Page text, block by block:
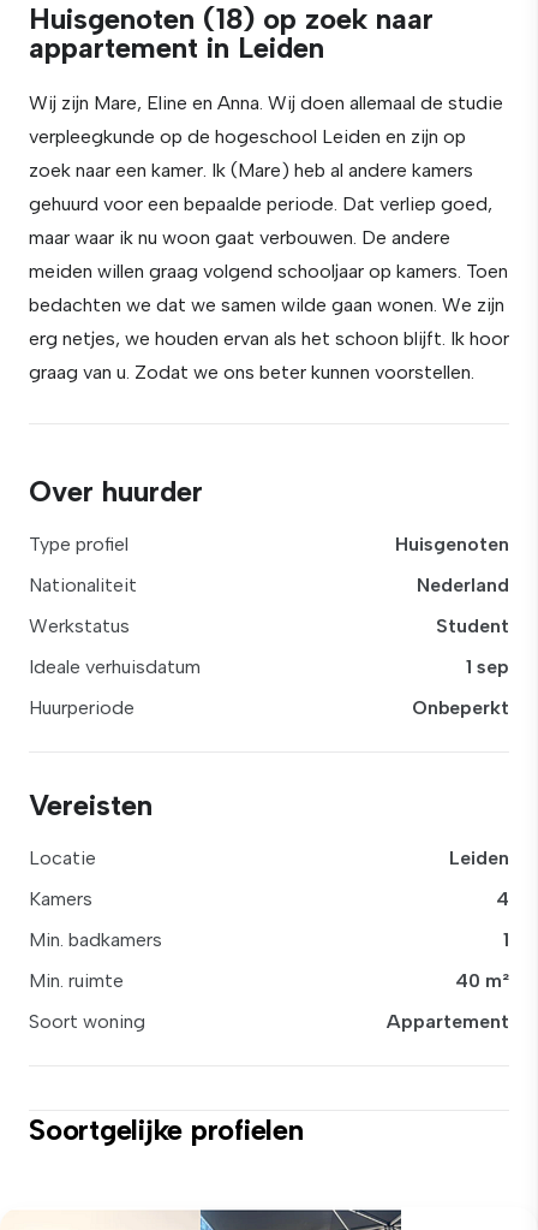
Huisgenoten (18) op zoek naar
appartement in Leiden
Wij zijn Mare, Eline en Anna. Wij doen allemaal de studie
verpleegkunde op de hogeschool Leiden en zijn op
zoek naar een kamer. Ik (Mare) heb al andere kamers
gehuurd voor een bepaalde periode. Dat verliep goed,
maar waar ik nu woon gaat verbouwen. De andere
meiden willen graag volgend schooljaar op kamers. Toen
bedachten we dat we samen wilde gaan wonen. We zijn
erg netjes, we houden ervan als het schoon blijft. Ik hoor
graag van u. Zodat we ons beter kunnen voorstellen.
Over huurder
Type profiel
Huisgenoten
Nationaliteit
Nederland
Werkstatus
Student
Ideale verhuisdatum
1 sep
Huurperiode
Onbeperkt
Vereisten
Locatie
Leiden
Kamers
4
Min. badkamers
1
Min. ruimte
40 m²
Soort woning
Appartement
Soortgelijke profielen